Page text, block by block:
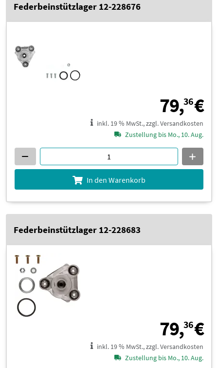
Federbeinstützlager 12-228676
79,36€
inkl. 19 % MwSt., zzgl. Versandkosten
Zustellung bis Mo., 10. Aug.
In den Warenkorb
Federbeinstützlager 12-228683
79,36€
inkl. 19 % MwSt., zzgl. Versandkosten
Zustellung bis Mo., 10. Aug.